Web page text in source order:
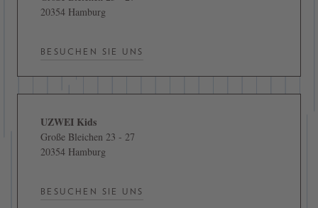
20354 Hamburg
BESUCHEN SIE UNS
UZWEI Kids
Große Bleichen 23 - 27
20354 Hamburg
BESUCHEN SIE UNS